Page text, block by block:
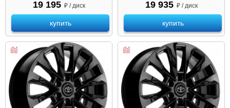
19 195 ₽ / диск
купить
19 935 ₽ / диск
купить